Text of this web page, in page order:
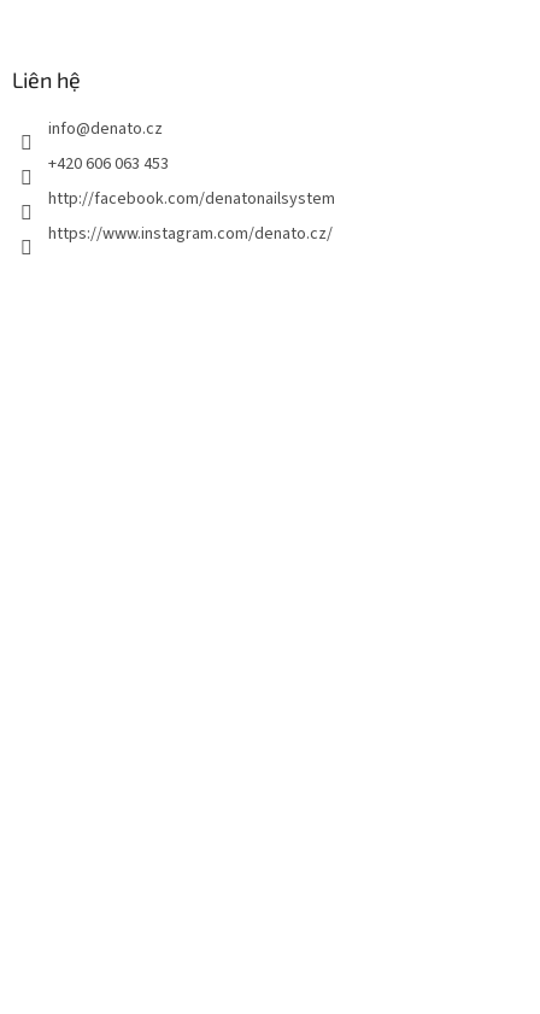
Liên hệ
info@denato.cz
+420 606 063 453
http://facebook.com/denatonailsystem
https://www.instagram.com/denato.cz/